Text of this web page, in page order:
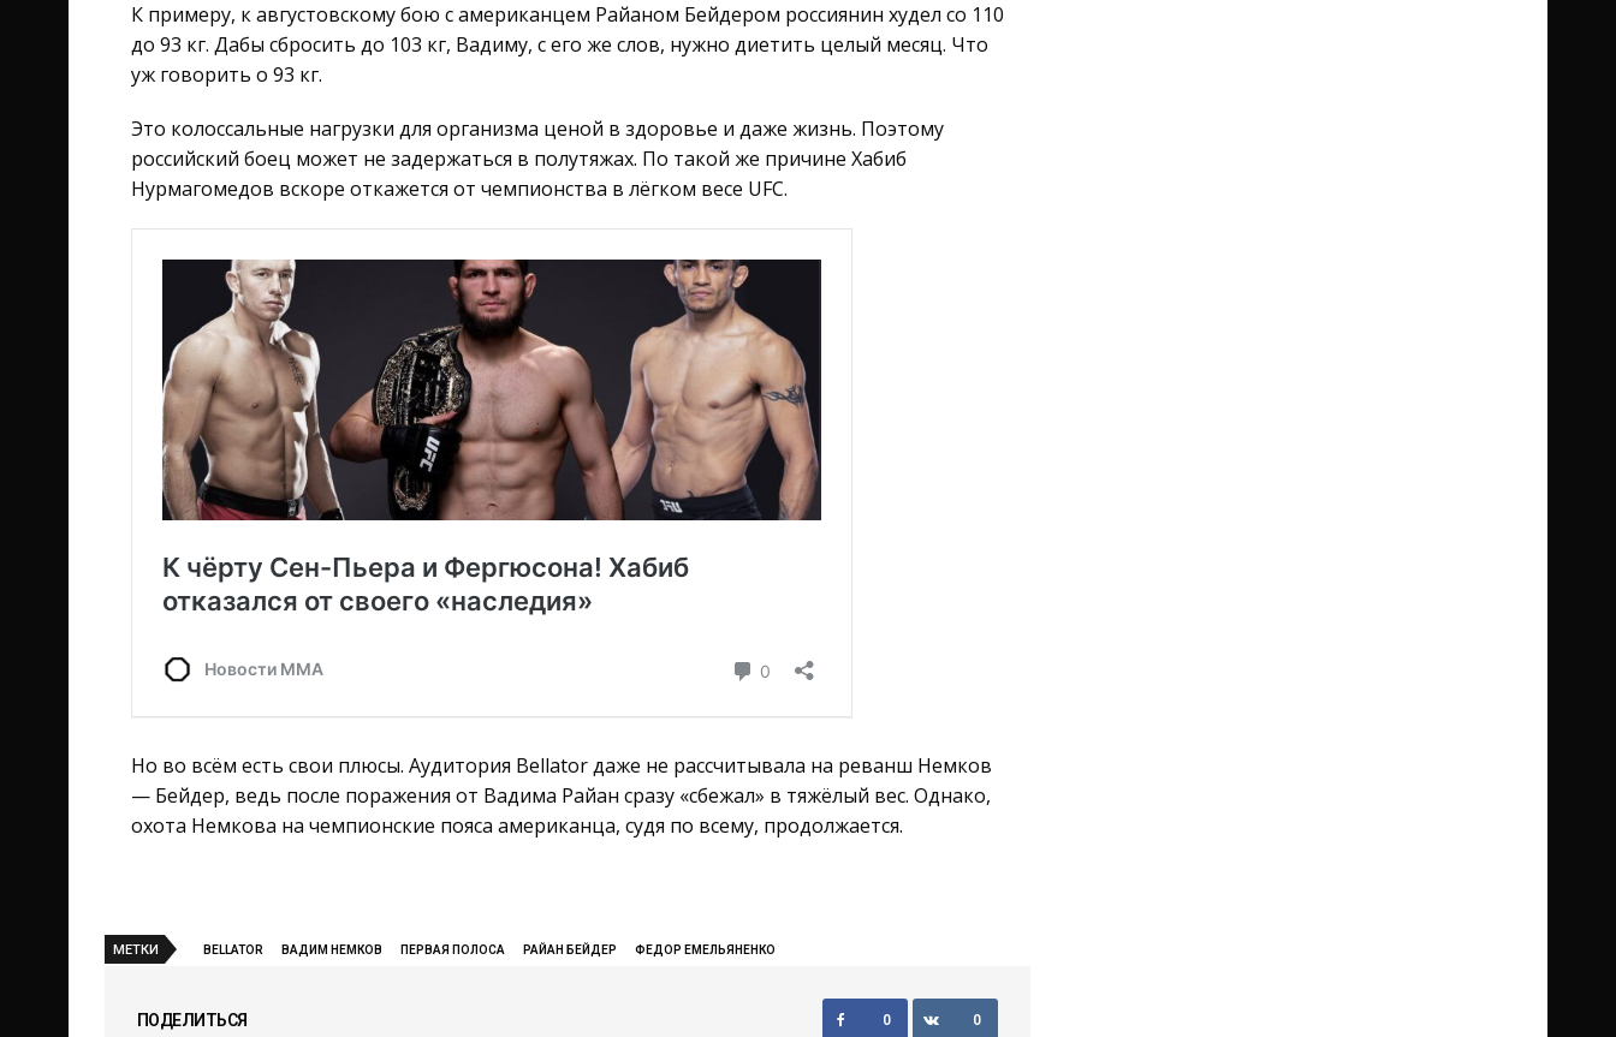
К примеру, к августовскому бою с американцем Райаном Бейдером россиянин худел со 110
до 93 кг. Дабы сбросить до 103 кг, Вадиму, с его же слов, нужно диетить целый месяц. Что
уж говорить о 93 кг.
Это колоссальные нагрузки для организма ценой в здоровье и даже жизнь. Поэтому
российский боец может не задержаться в полутяжах. По такой же причине Хабиб
Нурмагомедов вскоре откажется от чемпионства в лёгком весе UFC.
Но во всём есть свои плюсы. Аудитория Bellator даже не рассчитывала на реванш Немков
— Бейдер, ведь после поражения от Вадима Райан сразу «сбежал» в тяжёлый вес. Однако,
охота Немкова на чемпионские пояса американца, судя по всему, продолжается.
МЕТКИ BELLATOR ВАДИМ НЕМКОВ ПЕРВАЯ ПОЛОСА РАЙАН БЕЙДЕР ФЕДОР ЕМЕЛЬЯНЕНКО
ПОДЕЛИТЬСЯ 0 0